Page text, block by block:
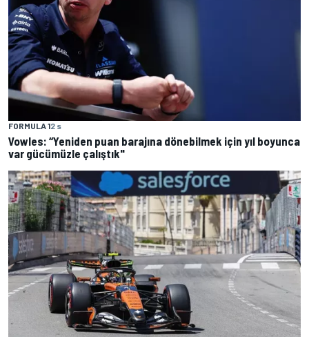
FORMULA 12 s
Vowles: “Yeniden puan barajına dönebilmek için yıl boyunca
var gücümüzle çalıştık"